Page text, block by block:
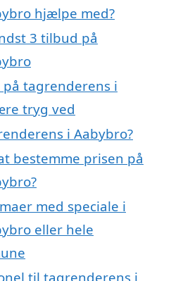
hjælpe med?
3 tilbud på
tagrenderens i
tryg ved
i Aabybro?
bestemme prisen på
med speciale i
eller hele
til tagrenderens i